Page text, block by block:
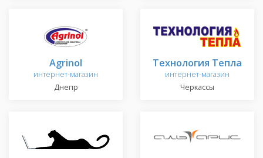
Agrinol
интернет-магазин
Днепр
Технология Тепла
интернет-магазин
Черкассы